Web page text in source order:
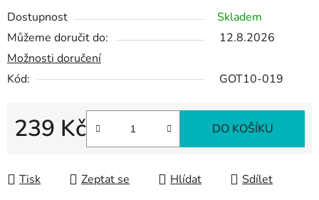
Dostupnost
Skladem
Můžeme doručit do:
12.8.2026
Možnosti doručení
Kód:
GOT10-019
239 Kč DO KOŠÍKU
Tisk Zeptat se Hlídat Sdílet